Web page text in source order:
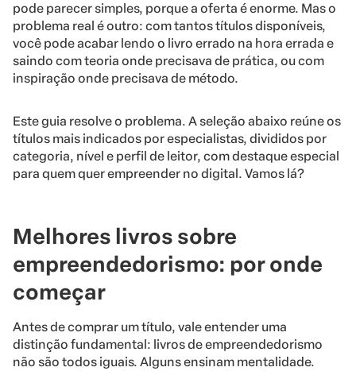
pode parecer simples, porque a oferta é enorme. Mas o
problema real é outro: com tantos títulos disponíveis,
você pode acabar lendo o livro errado na hora errada e
saindo com teoria onde precisava de prática, ou com
inspiração onde precisava de método.
Este guia resolve o problema. A seleção abaixo reúne os
títulos mais indicados por especialistas, divididos por
categoria, nível e perfil de leitor, com destaque especial
para quem quer empreender no digital. Vamos lá?
Melhores livros sobre
empreendedorismo: por onde
começar
Antes de comprar um título, vale entender uma
distinção fundamental: livros de empreendedorismo
não são todos iguais. Alguns ensinam mentalidade.